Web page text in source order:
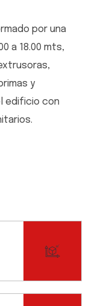
por una
a 18.00 mts,
y
edificio con